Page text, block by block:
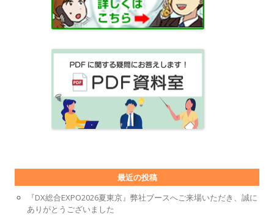
最近の投稿
『DX総合EXPO2026夏東京』弊社ブースへご来場いただき、誠に
ありがとうございました